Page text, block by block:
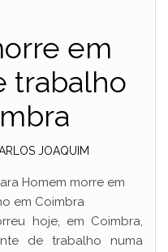
em
trabalho
JOAQUIM
hoje, em Coimbra,
de trabalho numa